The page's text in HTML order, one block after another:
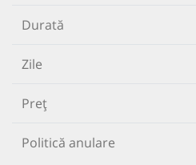
Durată
Zile
Preț
Politică anulare